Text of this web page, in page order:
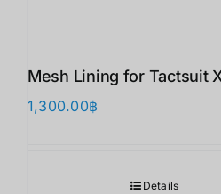
Mesh Lining for Tactsuit
1,300.00฿
Details